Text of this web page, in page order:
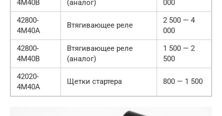
4M40B
(аналог)
000
42800-
4M40A
Втягивающее реле
2 500 — 4
000
42800-
4M40B
Втягивающее реле
(аналог)
1 500 — 2
500
42020-
4M40A
Щетки стартера 800 — 1 500